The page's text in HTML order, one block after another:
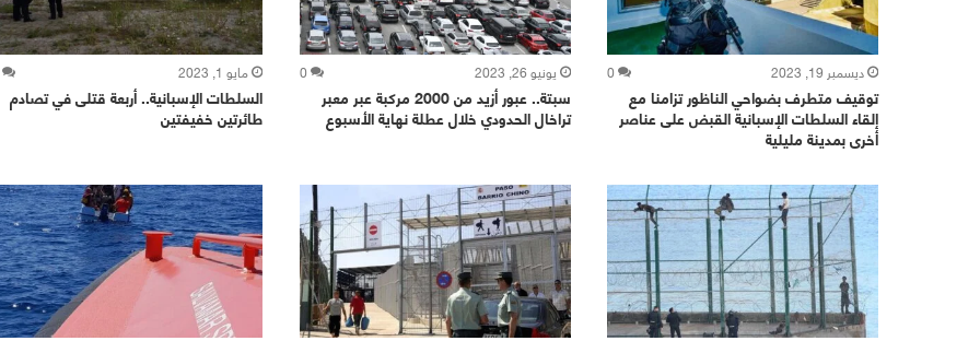
ديسمبر 19, 2023 0
توقيف متطرف بضواحي الناظور تزامنا مع
إلقاء السلطات الإسبانية القبض على عناصر
أخرى بمدينة مليلية
يونيو 26, 2023 0
سبتة.. عبور أزيد من 2000 مركبة عبر معبر
تراخال الحدودي خلال عطلة نهاية الأسبوع
مايو 1, 2023
السلطات الإسبانية.. أربعة قتلى في تصادم
طائرتين خفيفتين